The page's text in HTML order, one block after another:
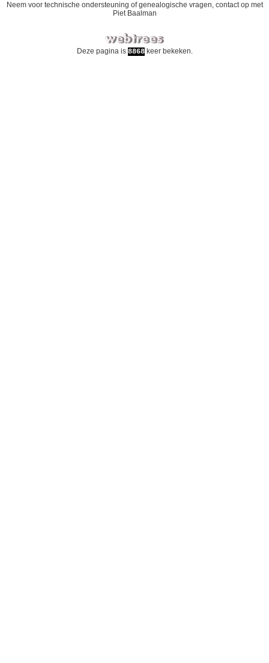
Neem voor technische ondersteuning of genealogische vragen, contact op met
Piet Baalman
Deze pagina is 8868keer bekeken.